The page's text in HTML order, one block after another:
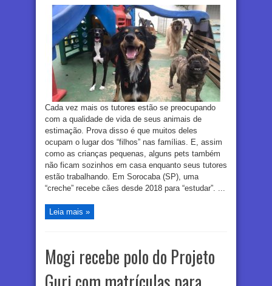
Cada vez mais os tutores estão se preocupando
com a qualidade de vida de seus animais de
estimação. Prova disso é que muitos deles
ocupam o lugar dos “filhos” nas famílias. E, assim
como as crianças pequenas, alguns pets também
não ficam sozinhos em casa enquanto seus tutores
estão trabalhando. Em Sorocaba (SP), uma
“creche” recebe cães desde 2018 para “estudar”. ...
Leia mais »
Mogi recebe polo do Projeto